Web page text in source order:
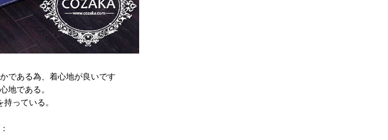
である為、着心地が良いです
地である。
っている。